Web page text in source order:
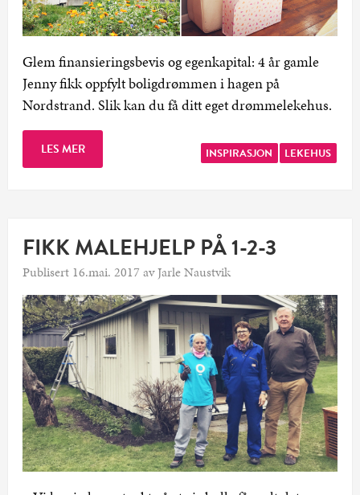
Glem finansieringsbevis og egenkapital: 4 år gamle
Jenny fikk oppfylt boligdrømmen i hagen på
Nordstrand. Slik kan du få ditt eget drømmelekehus.
LES MER INSPIRASJON LEKEHUS
FIKK MALEHJELP PÅ 1-2-3
Publisert 16.mai. 2017 av Jarle Naustvik